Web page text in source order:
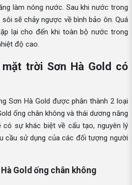
làm nóng nước. Sau khi nước trong
sẽ chảy ngược về bình bảo ôn. Quá
lại cho đến khi toàn bộ nước trong
độ cao.
trời Sơn Hà Gold có
Sơn Hà Gold được phân thành 2 loại
ống chân không và thái dương năng
có sự khác biệt về cấu tạo, nguyên lý
cầu sử dụng của các đối tượng người
Gold ống chân không